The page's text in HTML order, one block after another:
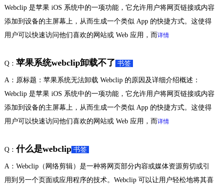
Webclip 是苹果 iOS 系统中的一项功能，它允许用户将网页链接或内容
添加到设备的主屏幕上，从而生成一个类似 App 的快捷方式。这使得
用户可以快速访问他们喜欢的网站或 Web 应用，而详情
Q： 苹果系统webclip卸载不了 书签
A：原标题：苹果系统无法卸载 Webclip 的原因及详细介绍概述：
Webclip 是苹果 iOS 系统中的一项功能，它允许用户将网页链接或内容
添加到设备的主屏幕上，从而生成一个类似 App 的快捷方式。这使得
用户可以快速访问他们喜欢的网站或 Web 应用，而详情
Q：什么是webclip 书签
A：Webclip（网络剪辑）是一种将网页部分内容或媒体资源剪切或引
用到另一个页面或应用程序的技术。Webclip 可以让用户轻松地将其喜